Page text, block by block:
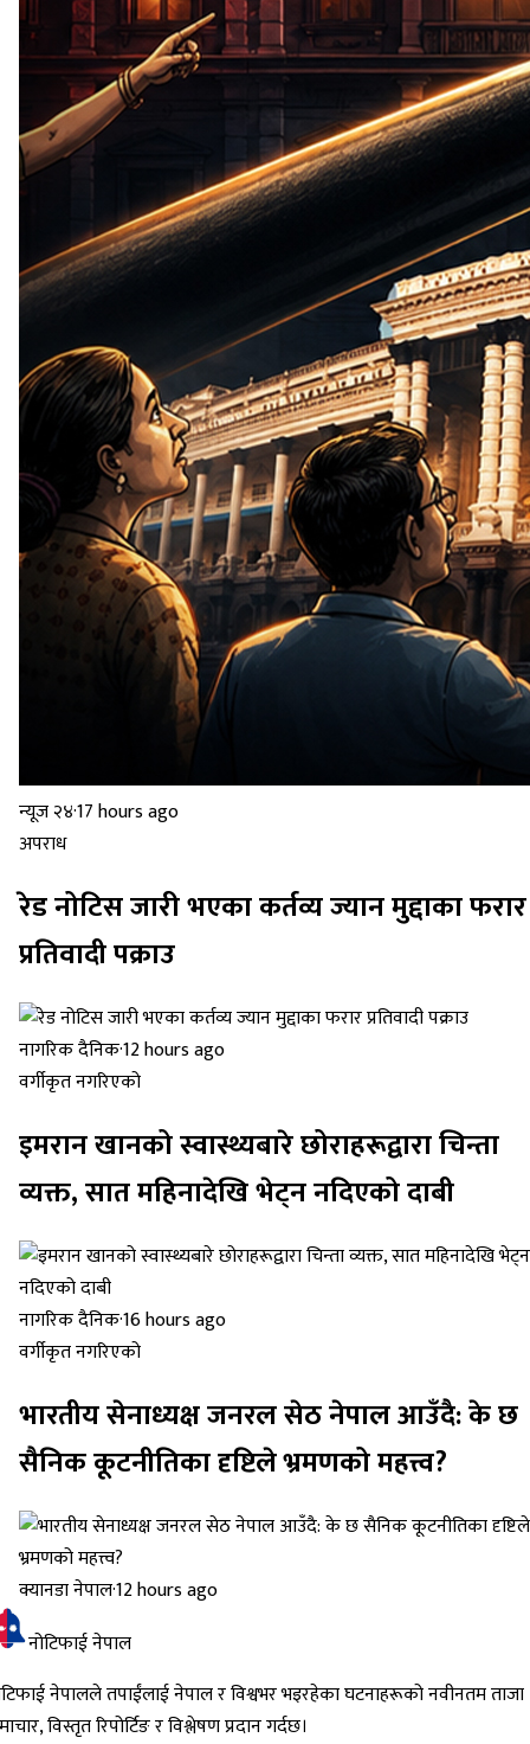
न्यूज २४·17 hours ago
अपराध
रेड नोटिस जारी भएका कर्तव्य ज्यान मुद्दाका फरार
प्रतिवादी पक्राउ
नागरिक दैनिक·12 hours ago
वर्गीकृत नगरिएको
इमरान खानको स्वास्थ्यबारे छोराहरूद्वारा चिन्ता
व्यक्त, सात महिनादेखि भेट्न नदिएको दाबी
नागरिक दैनिक·16 hours ago
वर्गीकृत नगरिएको
भारतीय सेनाध्यक्ष जनरल सेठ नेपाल आउँदै: के छ
सैनिक कूटनीतिका दृष्टिले भ्रमणको महत्त्व?
क्यानडा नेपाल·12 hours ago
नोटिफाई नेपाल
नेपालले तपाईंलाई नेपाल र विश्वभर भइरहेका घटनाहरूको नवीनतम ताजा
विस्तृत रिपोर्टिङ र विश्लेषण प्रदान गर्दछ।